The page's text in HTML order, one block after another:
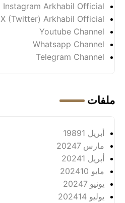
Instagram Arkhabil Official
X (Twitter) Arkhabil Official
Youtube Channel
Whatsapp Channel
Telegram Channel
ملفات
أبريل 1989 1
مارس 20247
أبريل 2024 1
مايو 2024 10
يونيو 20247
يوليو 2024 14